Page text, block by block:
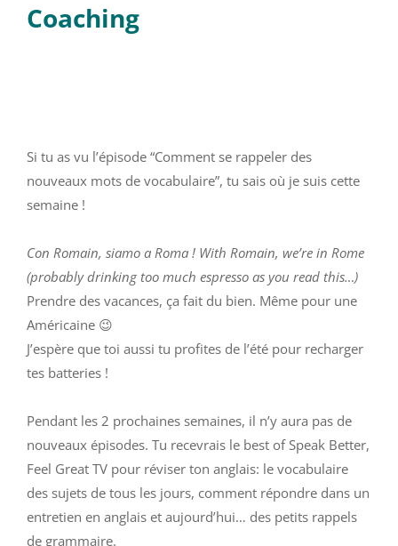
Coaching
Si tu as vu l’épisode “Comment se rappeler des
nouveaux mots de vocabulaire”, tu sais où je suis cette
semaine !
Con Romain, siamo a Roma ! With Romain, we’re in Rome
(probably drinking too much espresso as you read this…)
Prendre des vacances, ça fait du bien. Même pour une
Américaine 😉
J’espère que toi aussi tu profites de l’été pour recharger
tes batteries !
Pendant les 2 prochaines semaines, il n’y aura pas de
nouveaux épisodes. Tu recevrais le best of Speak Better,
Feel Great TV pour réviser ton anglais: le vocabulaire
des sujets de tous les jours, comment répondre dans un
entretien en anglais et aujourd’hui… des petits rappels
de grammaire.